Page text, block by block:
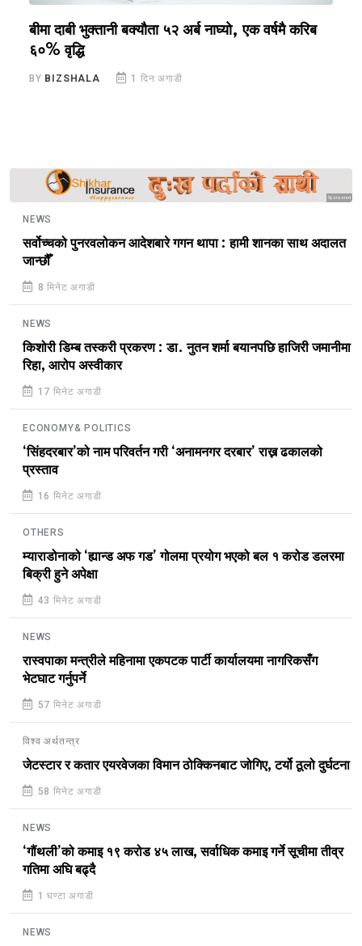
बीमा दाबी भुक्तानी बक्यौता ५२ अर्ब नाघ्यो, एक वर्षमै करिब
६०% वृद्धि
BY BIZSHALA 1 दिन अगाडी
Sponsored
NEWS
सर्वोच्चको पुनरवलोकन आदेशबारे गगन थापा : हामी शानका साथ अदालत
जान्छौँ
8 मिनेट अगाडी
NEWS
किशोरी डिम्ब तस्करी प्रकरण : डा. नुतन शर्मा बयानपछि हाजिरी जमानीमा
रिहा, आरोप अस्वीकार
17 मिनेट अगाडी
ECONOMY& POLITICS
‘सिंहदरबार’को नाम परिवर्तन गरी ‘अनामनगर दरबार’ राख्न ढकालको
प्रस्ताव
16 मिनेट अगाडी
OTHERS
म्याराडोनाको ‘ह्यान्ड अफ गड’ गोलमा प्रयोग भएको बल १ करोड डलरमा
बिक्री हुने अपेक्षा
43 मिनेट अगाडी
NEWS
रास्वपाका मन्त्रीले महिनामा एकपटक पार्टी कार्यालयमा नागरिकसँग
भेटघाट गर्नुपर्ने
57 मिनेट अगाडी
विश्व अर्थतन्त्र
जेटस्टार र कतार एयरवेजका विमान ठोक्किनबाट जोगिए, टर्यो ठूलो दुर्घटना
58 मिनेट अगाडी
NEWS
‘गौंथली’को कमाइ १९ करोड ४५ लाख, सर्वाधिक कमाइ गर्ने सूचीमा तीव्र
गतिमा अघि बढ्दै
1 घण्टा अगाडी
NEWS